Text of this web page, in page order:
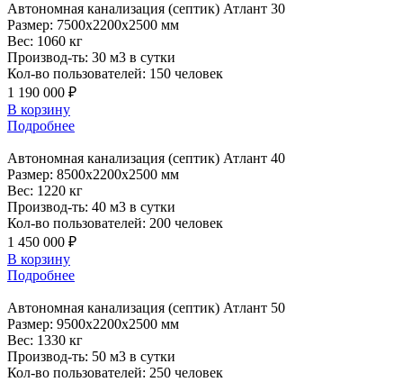
Автономная канализация (септик) Атлант 30
Размер: 7500x2200x2500 мм
Вес: 1060 кг
Производ-ть: 30 м3 в сутки
Кол-во пользователей: 150 человек
1 190 000 ₽
В корзину
Подробнее
Автономная канализация (септик) Атлант 40
Размер: 8500x2200x2500 мм
Вес: 1220 кг
Производ-ть: 40 м3 в сутки
Кол-во пользователей: 200 человек
1 450 000 ₽
В корзину
Подробнее
Автономная канализация (септик) Атлант 50
Размер: 9500x2200x2500 мм
Вес: 1330 кг
Производ-ть: 50 м3 в сутки
Кол-во пользователей: 250 человек